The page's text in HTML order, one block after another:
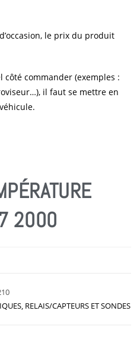
le prix du produit
côté commander (exemples :
il faut se mettre en
2000
RELAIS/CAPTEURS ET SONDES